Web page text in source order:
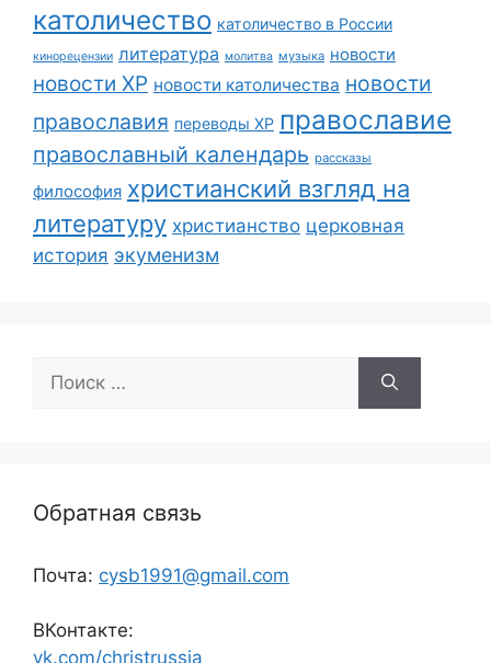
католичество католичество в России
кинорецензии литература молитва музыка новости
новости ХР новости католичества новости
православия переводы ХР православие
православный календарь рассказы
философия христианский взгляд на
литературу христианство церковная
история экуменизм
Обратная связь
Почта: cysb1991@gmail.com
ВКонтакте:
vk.com/christrussia